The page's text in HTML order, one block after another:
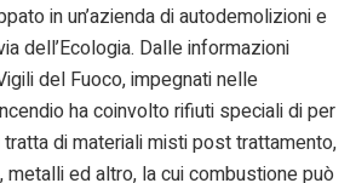
in un’azienda di autodemolizioni e
dell’Ecologia. Dalle informazioni
del Fuoco, impegnati nelle
ha coinvolto rifiuti speciali di per
di materiali misti post trattamento,
ed altro, la cui combustione può